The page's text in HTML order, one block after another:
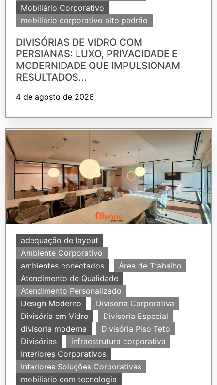
Mobiliário Corporativo
mobiliário corporativo alto padrão
DIVISÓRIAS DE VIDRO COM
PERSIANAS: LUXO, PRIVACIDADE E
MODERNIDADE QUE IMPULSIONAM
RESULTADOS...
4 de agosto de 2026
adequação de layout
Ambiente Corporativo
ambientes conectados
Área de Trabalho
Atendimento de Qualidade
Atendimento Personalizado
Design Moderno
Divisoria Corporativa
Divisória em Vidro
Divisória Especial
divisoria moderna
Divisória Piso Teto
Divisórias
infraestrutura corporativa
Interiores Corporativos
Interiores Soluções Corporativas
mobiliário com tecnologia